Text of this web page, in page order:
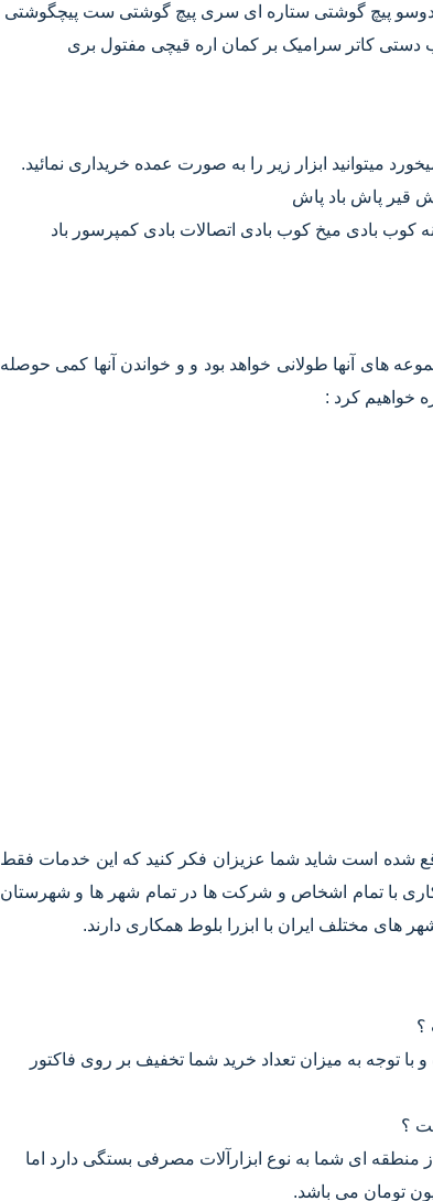
دوسو پیچ گوشتی ستاره ای سری پیچ گوشتی ست پیچگوشتی
دستی کاتر سرامیک بر کمان اره قیچی مفتول بری
میتوانید ابزار زیر را به صورت عمده خریداری نمائید.
قیر پاش باد پاش
کوب بادی میخ کوب بادی اتصالات بادی کمپرسور باد
های آنها طولانی خواهد بود و و خواندن آنها کمی حوصله
خواهیم کرد :
شده است شاید شما عزیزان فکر کنید که این خدمات فقط
با تمام اشخاص و شرکت ها در تمام شهر ها و شهرستان
های مختلف ایران با ابزرا بلوط همکاری دارند.
؟
توجه به میزان تعداد خرید شما تخفیف بر روی فاکتور
؟
منطقه ای شما به نوع ابزارآلات مصرفی بستگی دارد اما